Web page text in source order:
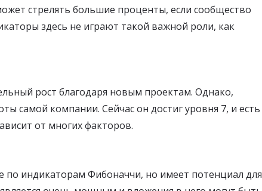
стрелять большие проценты, если сообщество
здесь не играют такой важной роли, как
рост благодаря новым проектам. Однако,
самой компании. Сейчас он достиг уровня 7, и есть
от многих факторов.
по индикаторам Фибоначчи, но имеет потенциал для